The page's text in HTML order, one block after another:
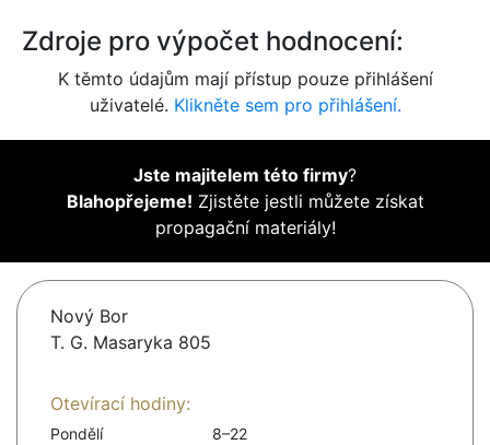
Zdroje pro výpočet hodnocení:
K těmto údajům mají přístup pouze přihlášení
uživatelé. Klikněte sem pro přihlášení.
Jste majitelem této firmy?
Blahopřejeme! Zjistěte jestli můžete získat
propagační materiály!
Nový Bor
T. G. Masaryka 805
Otevírací hodiny:
Pondělí
8–22